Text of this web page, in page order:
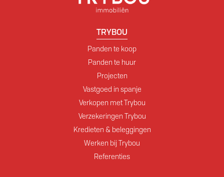
TRYBOU
Panden te koop
Panden te huur
Projecten
Vastgoed in spanje
Verkopen met Trybou
Verzekeringen Trybou
Kredieten & beleggingen
Werken bij Trybou
Referenties